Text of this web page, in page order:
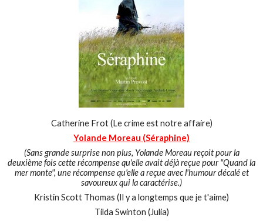
Catherine Frot (Le crime est notre affaire)
Yolande Moreau (Séraphine)
(Sans grande surprise non plus, Yolande Moreau reçoit pour la
deuxième fois cette récompense qu'elle avait déjà reçue pour "Quand la
mer monte", une récompense qu'elle a reçue avec l'humour décalé et
savoureux qui la caractérise.)
Kristin Scott Thomas (Il y a longtemps que je t'aime)
Tilda Swinton (Julia)